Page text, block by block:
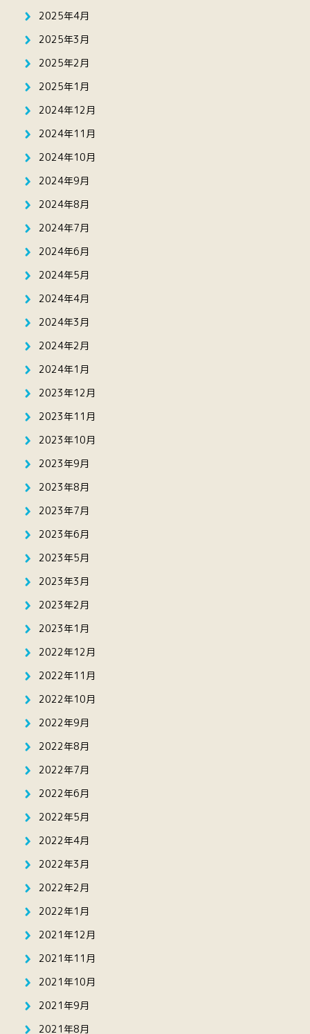
2025年4月
2025年3月
2025年2月
2025年1月
2024年12月
2024年11月
2024年10月
2024年9月
2024年8月
2024年7月
2024年6月
2024年5月
2024年4月
2024年3月
2024年2月
2024年1月
2023年12月
2023年11月
2023年10月
2023年9月
2023年8月
2023年7月
2023年6月
2023年5月
2023年3月
2023年2月
2023年1月
2022年12月
2022年11月
2022年10月
2022年9月
2022年8月
2022年7月
2022年6月
2022年5月
2022年4月
2022年3月
2022年2月
2022年1月
2021年12月
2021年11月
2021年10月
2021年9月
2021年8月